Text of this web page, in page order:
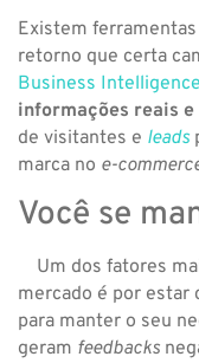
Existem
retorno que certa
Business Intelligence
informações reais
de visitantes e leads
marca no e-
Você se
Um dos fatores
mercado é por estar
para manter o seu
geram feedbacks